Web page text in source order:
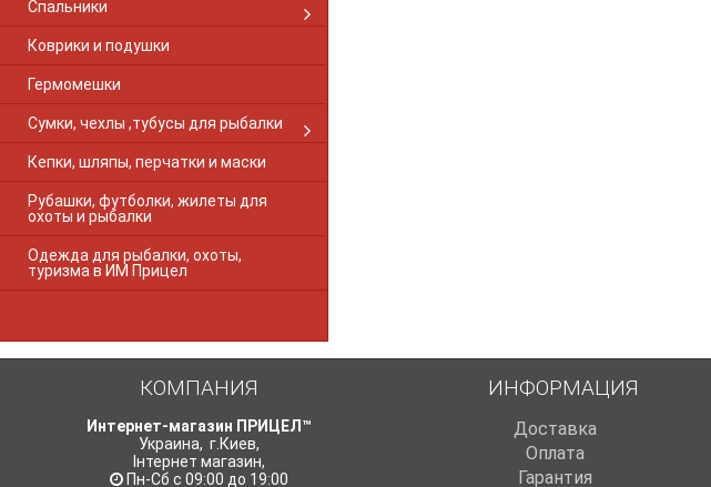
Browning S-A RF 1-PC Gloss
Browning A-Bolt 2-PC Matte
Browning A-Bolt LR 2-PC Matte
Browning M2
Browning X-Bolt long
Browning X-Bolt short
Browning X-BOLT 2-PC Matte
CBL
Core SB-PBM.410
Crosman
CZ453
Спальники
Коврики и подушки
Гермомешки
Сумки, чехлы ,тубусы для рыбалки
Кепки, шляпы, перчатки и маски
Рубашки, футболки, жилеты для
охоты и рыбалки
Одежда для рыбалки, охоты,
туризма в ИМ Прицел
КОМПАНИЯ
Интернет-магазин ПРИЦЕЛ™
Украина, г.Киев,
Інтернет магазин,
Пн-Сб с 09:00 до 19:00
ИНФОРМАЦИЯ
Доставка
Оплата
Гарантия